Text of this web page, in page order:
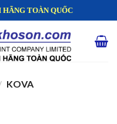
TOÀN QUỐC
KOVA